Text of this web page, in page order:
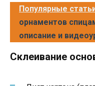
Популярные
орнаментов
описание и
Склеивание